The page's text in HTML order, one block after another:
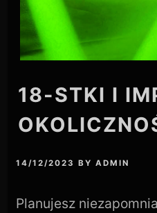
18-STKI I
14/12/2023 BYADMIN
Planujesz